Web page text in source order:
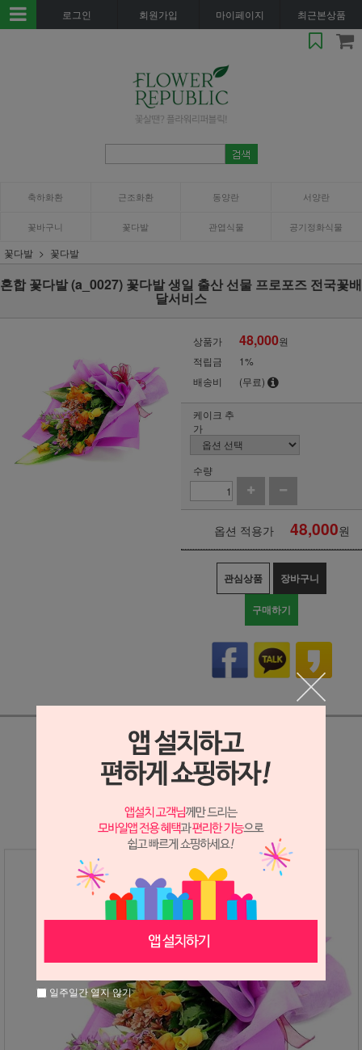
로그인 회원가입 마이페이지 최근본상품
축하화환 근조화환 동양란 서양란
꽃바구니 꽃다발 관엽식물 공기정화식물
꽃다발 꽃다발
혼합 꽃다발 (a_0027) 꽃다발 생일 출산 선물 프로포즈 전국꽃배
달서비스
상품가 48,000원
적립금
1%
배송비
(무료)
케이크 추
가
수량
옵션 적용가 48,000원
관심상품 장바구니
구매하기
상세정보 새창 열기
상세 정보를 확대해 보실 수 있습니다.
일주일간 열지 않기